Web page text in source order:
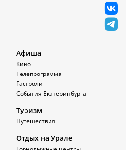
Афиша
Кино
Телепрограмма
Гастроли
События Екатеринбурга
Туризм
Путешествия
Отдых на Урале